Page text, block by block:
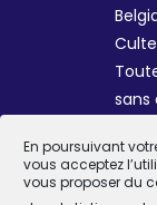
En poursuivant
vous acceptez
vous proposer du